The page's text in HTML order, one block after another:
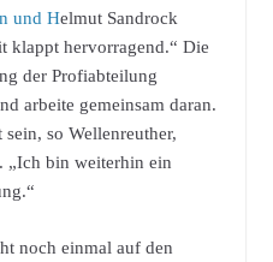
und Helmut Sandrock
klappt hervorragend.“ Die
der Profiabteilung
arbeite gemeinsam daran.
so Wellenreuther,
„Ich bin weiterhin ein
noch einmal auf den